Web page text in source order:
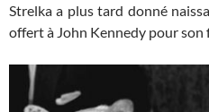
Strelka a plus tard donné
offert à John Kennedy pour son